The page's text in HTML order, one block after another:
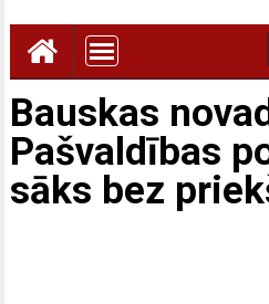
Bauskas
Pašvaldības
sāks bez